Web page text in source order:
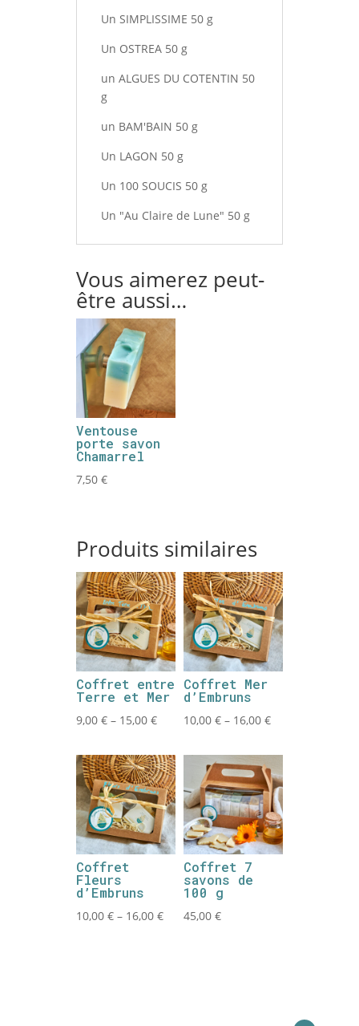
Un SIMPLISSIME 50 g
Un OSTREA 50 g
un ALGUES DU COTENTIN 50
g
un BAM'BAIN 50 g
Un LAGON 50 g
Un 100 SOUCIS 50 g
Un "Au Claire de Lune" 50 g
Vous aimerez peut-
être aussi…
Ventouse
porte savon
Chamarrel
7,50 €
Produits similaires
Coffret entre
Terre et Mer
9,00 €– 15,00 €
Coffret Mer
d’Embruns
10,00€ – 16,00€
Coffret
Fleurs
d’Embruns
10,00 €– 16,00 €
Coffret 7
savons de
100 g
45,00€